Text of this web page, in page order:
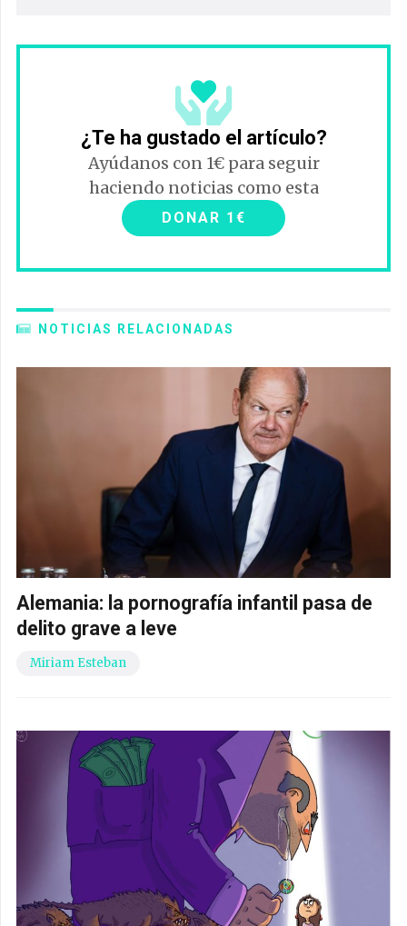
¿Te ha gustado el artículo?
Ayúdanos con 1€ para seguir
haciendo noticias como esta
DONAR 1€
NOTICIAS RELACIONADAS
Alemania: la pornografía infantil pasa de
delito grave a leve
Miriam Esteban